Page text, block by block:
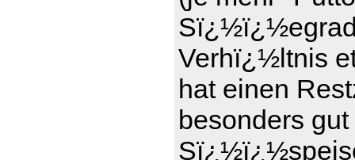
Verhï¿½ltnis
hat einen
besonders